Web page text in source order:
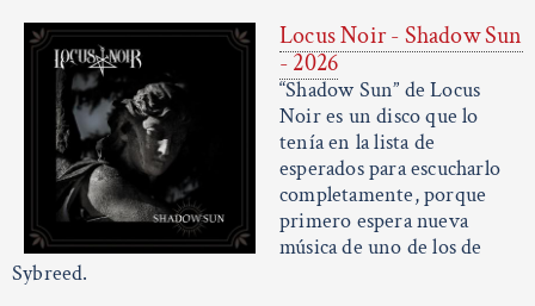
Locus Noir - Shadow Sun
- 2026
“Shadow Sun” de Locus
Noir es un disco que lo
tenía en la lista de
esperados para escucharlo
completamente, porque
primero espera nueva
música de uno de los de
Sybreed.